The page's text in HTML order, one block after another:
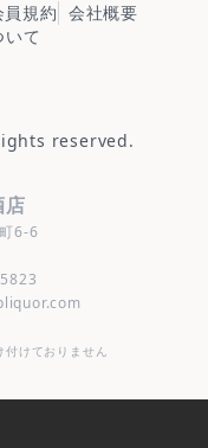
員規約 会社概要
て
reserved.
店
6-6
けておりません